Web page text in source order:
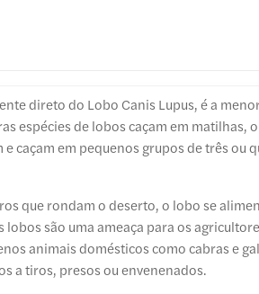
direto do Lobo Canis Lupus, é a
espécies de lobos caçam em matilhas,
e caçam em pequenos grupos de três ou
que rondam o deserto, o lobo se
são uma ameaça para os
animais domésticos como cabras e
a tiros, presos ou envenenados.